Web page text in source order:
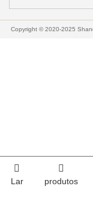
Copyright © 2020-2025
Lar produtos